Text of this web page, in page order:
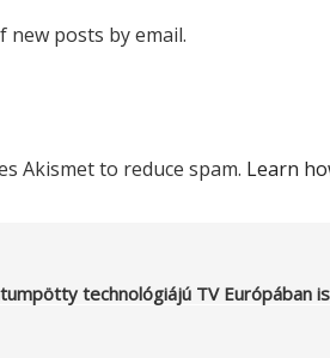
new posts by email.
Akismet to reduce spam. Learn
technológiájú TV Európában is